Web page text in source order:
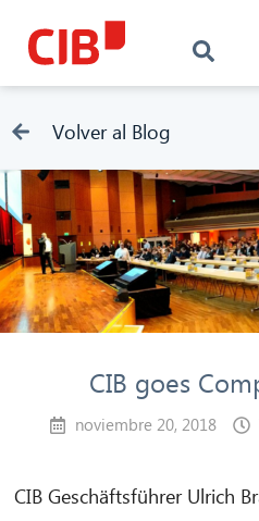
Volver al Blog
CIB goes
noviembre 20, 2018
CIB Geschäftsführer Ulrich